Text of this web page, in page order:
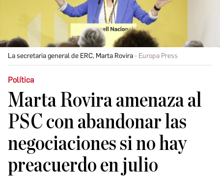
La secretaria general de ERC, Marta Rovira Europa Press
Política
Marta Rovira amenaza al
PSC con abandonar las
negociaciones si no hay
preacuerdo en julio